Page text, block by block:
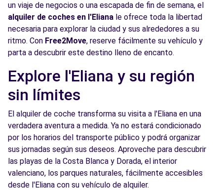
un viaje de negocios o una escapada de fin de semana, el
alquiler de coches en l'Eliana le ofrece toda la libertad
necesaria para explorar la ciudad y sus alrededores a su
ritmo. Con Free2Move, reserve fácilmente su vehículo y
parta a descubrir este destino lleno de encanto.
Explore l'Eliana y su región
sin límites
El alquiler de coche transforma su visita a l'Eliana en una
verdadera aventura a medida. Ya no estará condicionado
por los horarios del transporte público y podrá organizar
sus jornadas según sus deseos. Aproveche para descubrir
las playas de la Costa Blanca y Dorada, el interior
valenciano, los parques naturales, fácilmente accesibles
desde l'Eliana con su vehículo de alquiler.